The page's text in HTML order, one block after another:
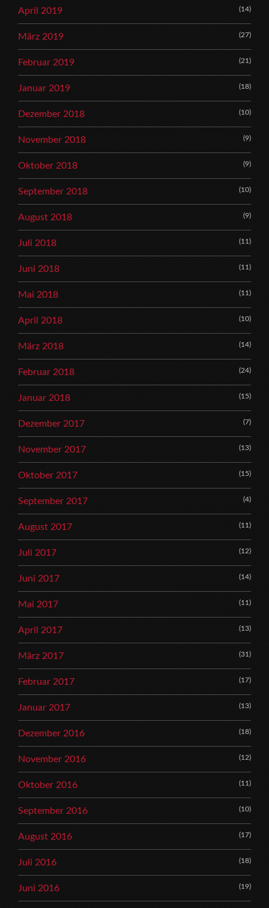
April 2019 (14)
März 2019 (27)
Februar 2019 (21)
Januar 2019 (18)
Dezember 2018 (10)
November 2018 (9)
Oktober 2018 (9)
September 2018 (10)
August 2018 (9)
Juli 2018 (11)
Juni 2018 (11)
Mai 2018 (11)
April 2018 (10)
März 2018 (14)
Februar 2018 (24)
Januar 2018 (15)
Dezember 2017 (7)
November 2017 (13)
Oktober 2017 (15)
September 2017 (4)
August 2017 (11)
Juli 2017 (12)
Juni 2017 (14)
Mai 2017 (11)
April 2017 (13)
März 2017 (31)
Februar 2017 (17)
Januar 2017 (13)
Dezember 2016 (18)
November 2016 (12)
Oktober 2016 (11)
September 2016 (10)
August 2016 (17)
Juli 2016 (18)
Juni 2016 (19)